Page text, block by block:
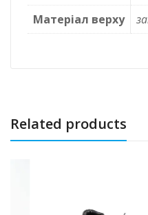
Матеріал верху
Related products